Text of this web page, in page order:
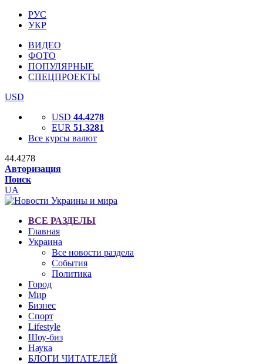
РУС
УКР
ВИДЕО
ФОТО
ПОПУЛЯРНЫЕ
СПЕЦПРОЕКТЫ
USD
USD 44.4278
EUR 51.3281
Все курсы валют
44.4278
Авторизация
Поиск
UA
ВСЕ РАЗДЕЛЫ
Главная
Украина
Все новости раздела
События
Политика
Город
Мир
Бизнес
Спорт
Lifestyle
Шоу-биз
Наука
БЛОГИ ЧИТАТЕЛЕЙ